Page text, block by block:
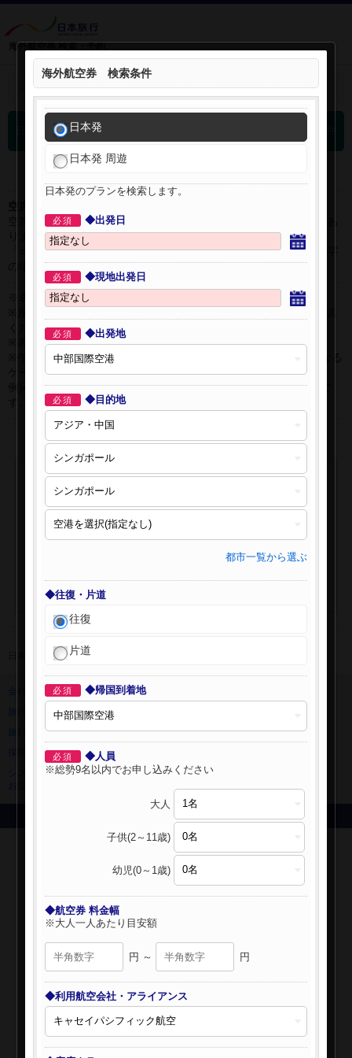
海外航空券 検索・予約
検索条件を開く：
日本発 海外航空券 検索結果
空席状況は常に変更しますので、現在の空席を保証するものではあ
りません。
「○」は過去24時間以内に十分な空席が確認できた商品です。 数字
の場合は、現時点で座席数が少ない商品です。
※表示金額はオンライン予約時の金額です。
ください。
※表示時間はすべて現地時間・24時間表示です。
※午前0時以降に出発する深夜便について、搭乗日をお間違えになる
ケースが多く発生しています。
例)4月8日00：30出発の場合、搭乗手続きは4月7日22:30が目安で
日本旅行 トップ >海外航空券
旅行業登録票・約款
旅行条件書
ニュースリリース
採用情報
システムメンテナンスの
Copyright © NIPPON TRAVEL AGENCY Co.,LTD. All rights reserved.
海外航空券 検索条件
日本発
日本発 周遊
日本発のプランを検索します。
必須 ◆出発日
必須 ◆現地出発日
必須 ◆出発地
必須 ◆目的地
都市一覧から選ぶ
◆往復・片道
往復
片道
必須 ◆帰国到着地
必須
◆人員
※総勢9名以内でお申し込みください
大人
子供(2～11歳)
幼児(0～1歳)
◆航空券 料金幅
※大人一人あたり目安額
円 ～ 円
◆利用航空会社・アライアンス